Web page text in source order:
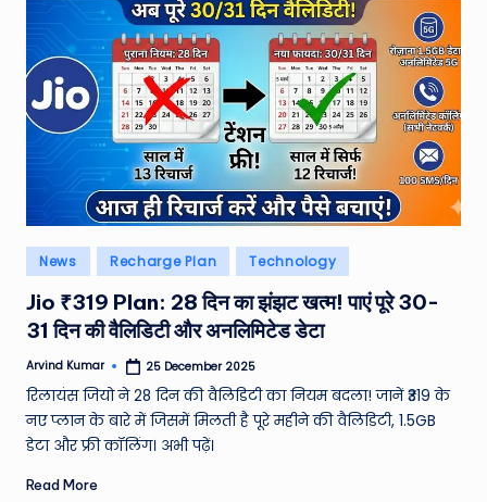
h
&
M
o
vi
N
e
w
s
A
ro
u
n
Posted
in
News Recharge Plan Technology
Jio ₹319 Plan: 28 दिन का झंझट खत्म! पाएं पूरे 30-
31 दिन की वैलिडिटी और अनलिमिटेड डेटा
Posted
by
Arvind Kumar 25 December 2025
रिलायंस जियो ने 28 दिन की वैलिडिटी का नियम बदला! जानें ₹319 के
नए प्लान के बारे में जिसमें मिलती है पूरे महीने की वैलिडिटी, 1.5GB
डेटा और फ्री कॉलिंग। अभी पढ़ें।
Read More